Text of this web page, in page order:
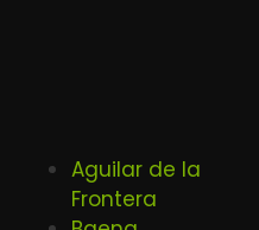
Aguilar de la
Frontera